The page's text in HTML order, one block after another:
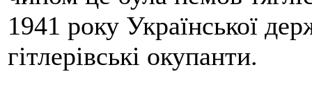
1941 року Української
гітлерівські окупанти.